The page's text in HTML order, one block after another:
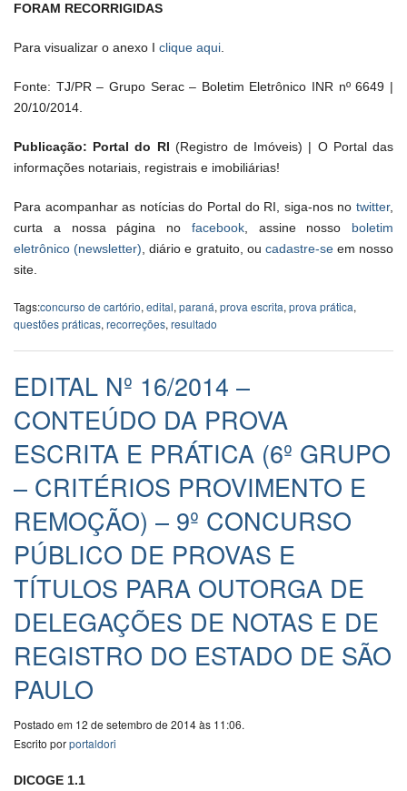
FORAM RECORRIGIDAS
Para visualizar o anexo I clique aqui
Fonte: TJ/PR – Grupo Serac – Boletim Eletrônico INR nº 6649 |
20/10/2014.
Publicação: Portal do RI (Registro de Imóveis) | O Portal das
informações notariais, registrais e imobiliárias!
Para acompanhar as notícias do Portal do RI, siga-nos no twitter,
curta a nossa página no facebook, assine nosso boletim
eletrônico (newsletter) , diário e gratuito, ou cadastre-seem nosso
site.
Tags:concurso de cartório, edital, paraná, prova escrita, prova prática,
questões práticas, recorreções, resultado
EDITAL Nº 16/2014 –
CONTEÚDO DA PROVA
ESCRITA E PRÁTICA (6º GRUPO
– CRITÉRIOS PROVIMENTO E
REMOÇÃO) – 9º CONCURSO
PÚBLICO DE PROVAS E
TÍTULOS PARA OUTORGA DE
DELEGAÇÕES DE NOTAS E DE
REGISTRO DO ESTADO DE SÃO
PAULO
Postado em 12 de setembro de 2014 às 11:06.
Escrito porportaldori
DICOGE 1.1